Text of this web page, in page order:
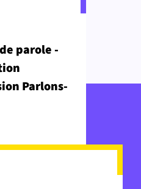
parole -
Parlons-